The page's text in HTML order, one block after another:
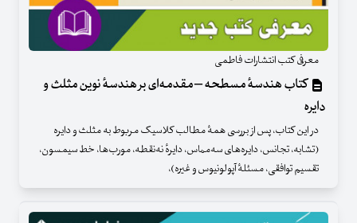
معرفی کتب انتشارات فاطمی
کتاب هندسهٔ مسطحه – مقدمه‌ای بر هندسهٔ نوین مثلث و
دایره
در این کتاب، پس از بررسی همهٔ مطالب کلاسیک مربوط به مثلث و دایره
(تشابه، تجانس، دایره‌های سه‌مماس، دایرهٔ نه‌نقطه، مورب‌ها، خط سیمسون،
تقسیم توافقی، مسئلهٔ آپولونیوس و غیره)،